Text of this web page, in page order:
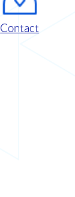
Contact